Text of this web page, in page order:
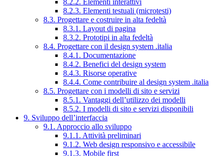
8.2.3. Elementi testuali (microtesti)
8.3. Progettare e costruire in alta fedeltà
8.3.1. Layout di pagina
8.3.2. Prototipi in alta fedeltà
8.4. Progettare con il design system .italia
8.4.1. Documentazione
8.4.2. Benefici del design system
8.4.3. Risorse operative
8.4.4. Come contribuire al design system .italia
8.5. Progettare con i modelli di sito e servizi
8.5.1. Vantaggi dell’utilizzo dei modelli
8.5.2. I modelli di sito e servizi disponibili
9. Sviluppo dell’interfaccia
9.1. Approccio allo sviluppo
9.1.1. Attività preliminari
9.1.2. Web design responsivo e accessibile
9.1.3. Mobile first